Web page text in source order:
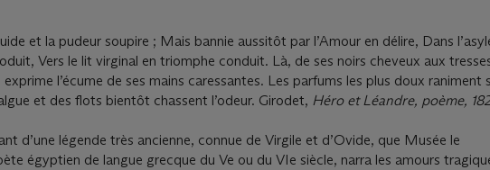
et la pudeur soupire ; Mais bannie aussitôt par l’Amour en délire, Dans
Vers le lit virginal en triomphe conduit. Là, de ses noirs cheveux aux
l’écume de ses mains caressantes. Les parfums les plus doux raniment
et des flots bientôt chassent l’odeur. Girodet, Héro et Léandre, poème,
d’une légende très ancienne, connue de Virgile et d’Ovide, que Musée le
égyptien de langue grecque du Ve ou du VIe siècle, narra les amours